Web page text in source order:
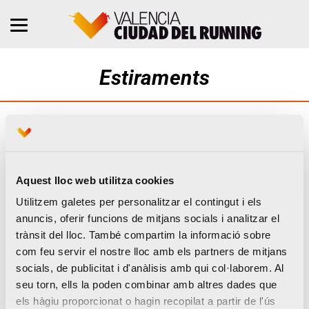
Aquest lloc web utilitza cookies
Utilitzem galetes per personalitzar el contingut i els
anuncis, oferir funcions de mitjans socials i analitzar el
trànsit del lloc. També compartim la informació sobre
com feu servir el nostre lloc amb els partners de mitjans
socials, de publicitat i d'anàlisis amb qui col·laborem. Al
seu torn, ells la poden combinar amb altres dades que
els hàgiu proporcionat o hagin recopilat a partir de l'ús
Estiraments
[vcr_note note_color=»#f89e28″